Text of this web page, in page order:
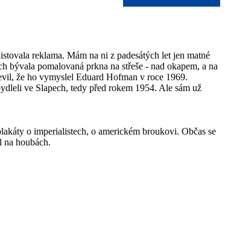
reklama. Mám na ni z padesátých let jen matné
pomalovaná prkna na střeše - nad okapem, a na
že ho vymyslel Eduard Hofman v roce 1969.
ve Slapech, tedy před rokem 1954. Ale sám už
o imperialistech, o americkém broukovi. Občas se
na houbách.